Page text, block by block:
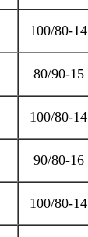
100/80-14
80/90-15
100/80-14
90/80-16
100/80-14